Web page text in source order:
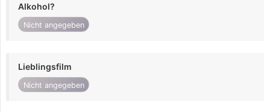
Alkohol?
Nicht angegeben
Lieblingsfilm
Nicht angegeben